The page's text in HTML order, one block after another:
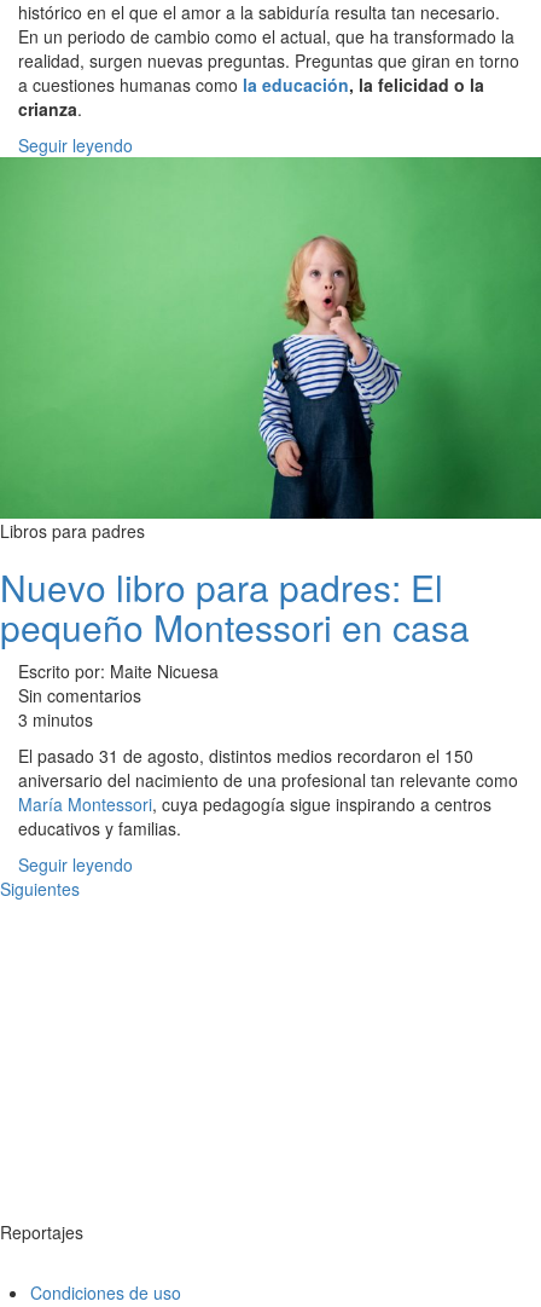
histórico en el que el amor a la sabiduría resulta tan necesario.
En un periodo de cambio como el actual, que ha transformado la
realidad, surgen nuevas preguntas. Preguntas que giran en torno
a cuestiones humanas como la educación, la felicidad o la
crianza.
Seguir leyendo
Libros para padres
Nuevo libro para padres: El
pequeño Montessori en casa
Escrito por: Maite Nicuesa
Sin comentarios
3 minutos
El pasado 31 de agosto, distintos medios recordaron el 150
aniversario del nacimiento de una profesional tan relevante como
María Montessori, cuya pedagogía sigue inspirando a centros
educativos y familias.
Seguir leyendo
Siguientes
Reportajes
Condiciones de uso